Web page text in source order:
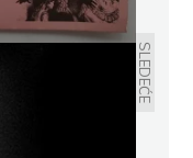
SLEDEĆE